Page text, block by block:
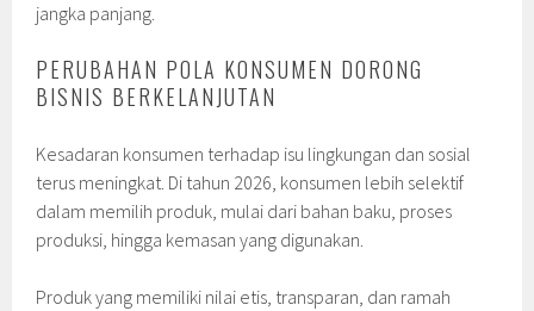
jangka panjang.
PERUBAHAN POLA KONSUMEN DORONG
BISNIS BERKELANJUTAN
Kesadaran konsumen terhadap isu lingkungan dan sosial
terus meningkat. Di tahun 2026, konsumen lebih selektif
dalam memilih produk, mulai dari bahan baku, proses
produksi, hingga kemasan yang digunakan.
Produk yang memiliki nilai etis, transparan, dan ramah